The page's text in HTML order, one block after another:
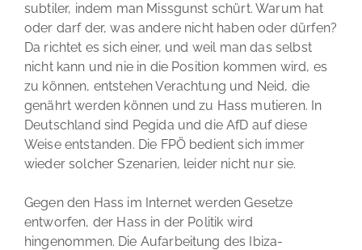
subtiler, indem man Missgunst schürt. Warum hat
oder darf der, was andere nicht haben oder dürfen?
Da richtet es sich einer, und weil man das selbst
nicht kann und nie in die Position kommen wird, es
zu können, entstehen Verachtung und Neid, die
genährt werden können und zu Hass mutieren. In
Deutschland sind Pegida und die AfD auf diese
Weise entstanden. Die FPÖ bedient sich immer
wieder solcher Szenarien, leider nicht nur sie.
Gegen den Hass im Internet werden Gesetze
entworfen, der Hass in der Politik wird
hingenommen. Die Aufarbeitung des Ibiza-